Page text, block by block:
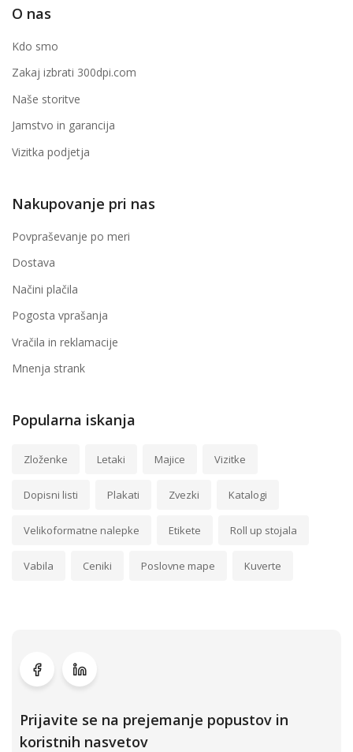
O nas
Kdo smo
Zakaj izbrati 300dpi.com
Naše storitve
Jamstvo in garancija
Vizitka podjetja
Nakupovanje pri nas
Povpraševanje po meri
Dostava
Načini plačila
Pogosta vprašanja
Vračila in reklamacije
Mnenja strank
Popularna iskanja
Zloženke Letaki Majice Vizitke
Dopisni listi Plakati Zvezki Katalogi
Velikoformatne nalepke Etikete Roll up stojala
Vabila Ceniki Poslovne mape Kuverte
Prijavite se na prejemanje popustov in
koristnih nasvetov